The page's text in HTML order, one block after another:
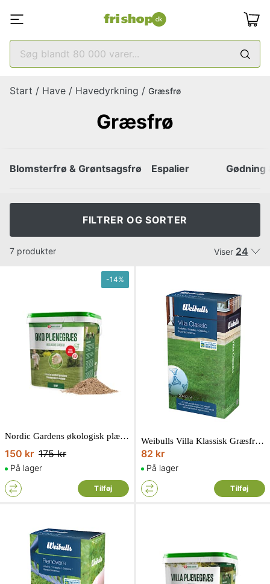
Start / Have / Havedyrkning / Græsfrø
Græsfrø
Blomsterfrø & Grøntsagsfrø Espalier Gødning
FILTRER OG SORTER
7 produkter Viser 24
-14%
Nordic Gardens økologisk plænegræs 5 liter
150 kr 175 kr
På lager
Tilføj
Weibulls Villa Klassisk Græsfrø 1 kg.
82 kr
På lager
Tilføj